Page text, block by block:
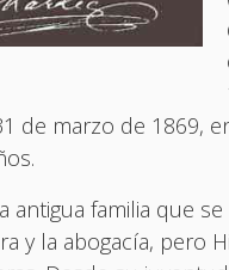
de marzo de 1869,
antigua familia que
y la abogacía, pero